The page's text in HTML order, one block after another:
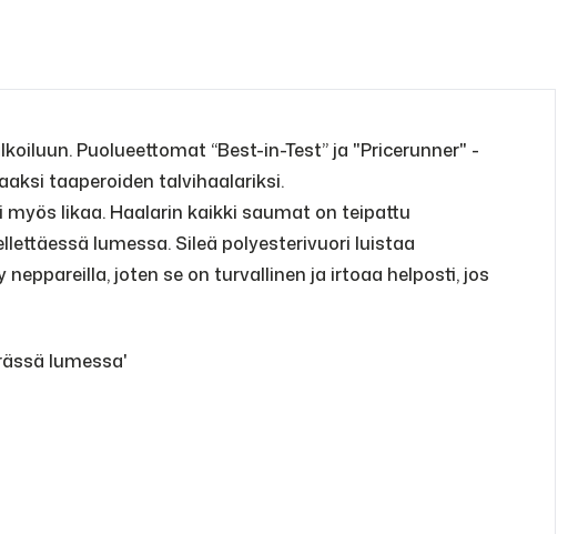
Puolueettomat “Best-in-Test” ja "Pricerunner" -
taaperoiden talvihaalariksi.
likaa. Haalarin kaikki saumat on teipattu
lumessa. Sileä polyesterivuori luistaa
joten se on turvallinen ja irtoaa helposti, jos
lumessa'